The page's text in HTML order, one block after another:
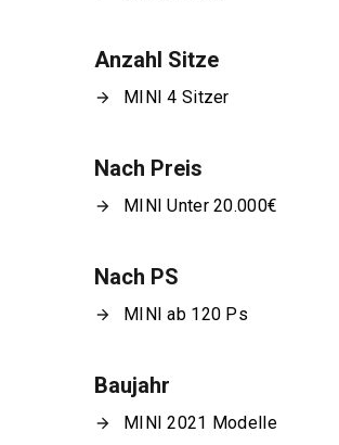
Anzahl Sitze
MINI 4 Sitzer
Nach Preis
MINI Unter 20.000€
Nach PS
MINI ab 120 Ps
Baujahr
MINI 2021 Modelle